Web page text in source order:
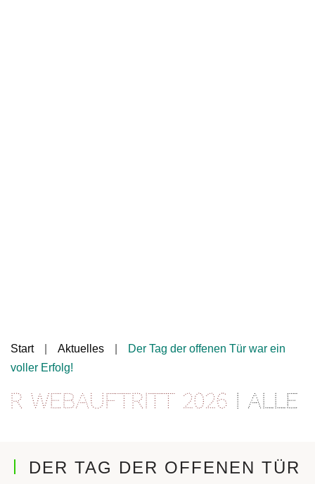
Start Aktuelles
Der Tag der offenen Tür war ein
voller Erfolg!
Webauftritt 2026| Alle
DER TAG DER OFFENEN TÜR